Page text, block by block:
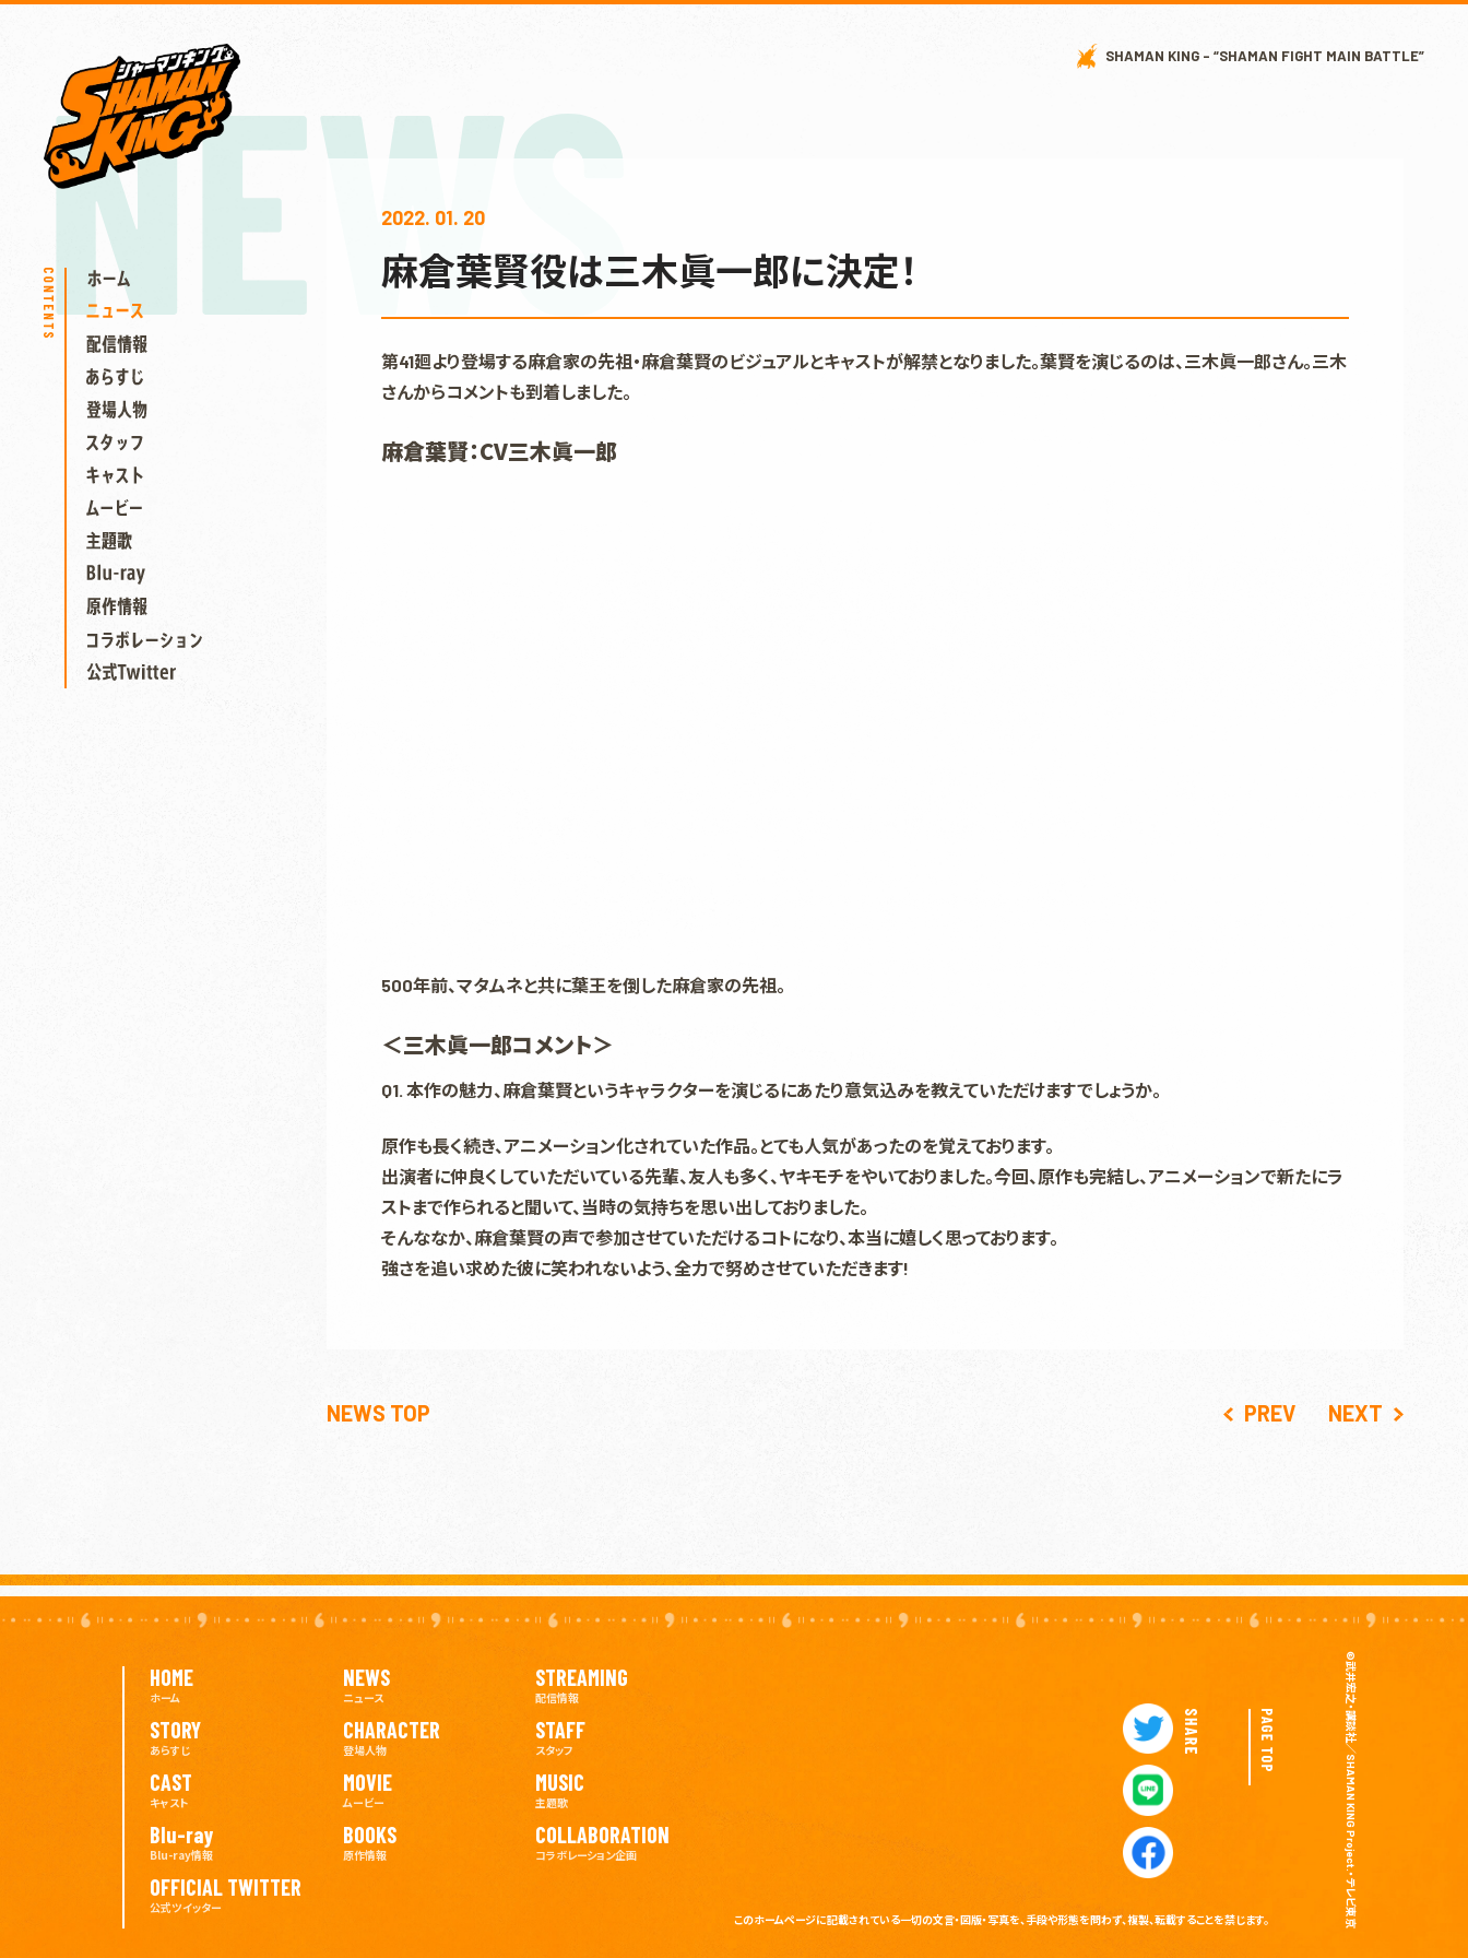
SHAMAN KING - “SHAMAN FIGHT MAIN BATTLE”
NEWS
2022. 01. 20
麻倉葉賢役は三木眞一郎に決定！
第41廻より登場する麻倉家の先祖・麻倉葉賢のビジュアルとキャストが解禁となりました。葉賢を演じるのは、三木眞一郎さん。三木
さんからコメントも到着しました。
麻倉葉賢：CV三木眞一郎
500年前、マタムネと共に葉王を倒した麻倉家の先祖。
＜三木眞一郎コメント＞
Q1. 本作の魅力、麻倉葉賢というキャラクターを演じるにあたり意気込みを教えていただけますでしょうか。
原作も長く続き、アニメーション化されていた作品。とても人気があったのを覚えております。
出演者に仲良くしていただいている先輩、友人も多く、ヤキモチをやいておりました。今回、原作も完結し、アニメーションで新たにラ
ストまで作られると聞いて、当時の気持ちを思い出しておりました。
そんななか、麻倉葉賢の声で参加させていただけるコトになり、本当に嬉しく思っております。
強さを追い求めた彼に笑われないよう、全力で努めさせていただきます!
NEWS TOP PREV NEXT
HOME
ホーム
NEWS
ニュース
STREAMING
配信情報
STORY
あらすじ
CHARACTER
登場人物
STAFF
スタッフ
CAST
キャスト
MOVIE
ムービー
MUSIC
主題歌
Blu-ray
Blu-ray情報
BOOKS
原作情報
COLLABORATION
コラボレーション企画
OFFICIAL TWITTER
公式ツイッター ©武井宏之・講談社／SHAMAN KING Project.・テレビ東京
このホームページに記載されている一切の文言・図版・写真を、手段や形態を問わず、複製、転載することを禁じます。